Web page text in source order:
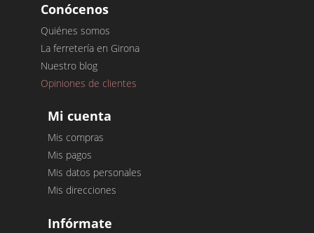
Conócenos
Quiénes somos
La ferretería en Girona
Nuestro blog
Opiniones de clientes
Mi cuenta
Mis compras
Mis pagos
Mis datos personales
Mis direcciones
Infórmate